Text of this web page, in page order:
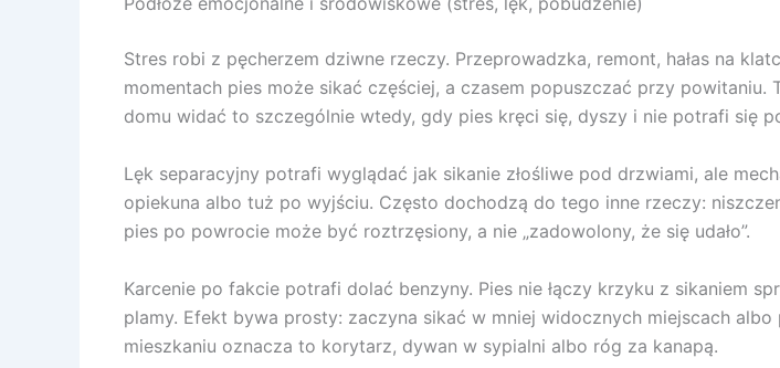
Stres robi z pęcherzem dziwne rzeczy. Przeprowadzka, remont, hałas na
momentach pies może sikać częściej, a czasem popuszczać przy powitaniu.
domu widać to szczególnie wtedy, gdy pies kręci się, dyszy i nie potrafi się
Lęk separacyjny potrafi wyglądać jak sikanie złośliwe pod drzwiami, ale
opiekuna albo tuż po wyjściu. Często dochodzą do tego inne rzeczy:
pies po powrocie może być roztrzęsiony, a nie „zadowolony, że się udało”.
Karcenie po fakcie potrafi dolać benzyny. Pies nie łączy krzyku z sikaniem
plamy. Efekt bywa prosty: zaczyna sikać w mniej widocznych miejscach
mieszkaniu oznacza to korytarz, dywan w sypialni albo róg za kanapą.